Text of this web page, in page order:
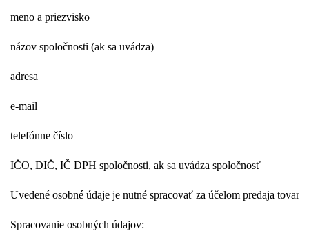
meno a priezvisko
názov spoločnosti (ak sa uvádza)
adresa
e-mail
telefónne číslo
IČO, DIČ, IČ DPH spoločnosti, ak sa uvádza spoločnosť
Uvedené osobné údaje je nutné spracovať za účelom predaja
Spracovanie osobných údajov: